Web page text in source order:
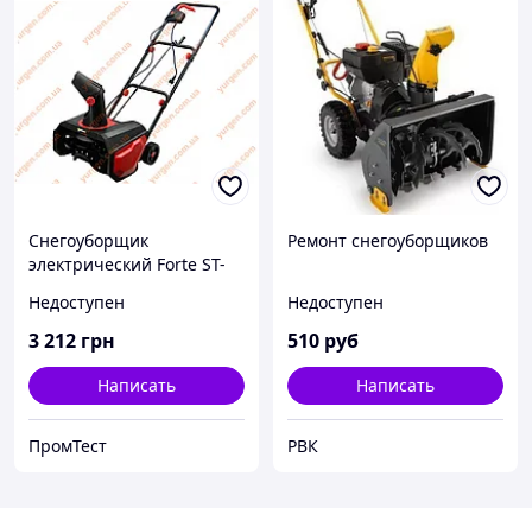
Снегоуборщик
электрический Forte ST-
Недоступен
3 212 грн
Написать
ПромТест
Ремонт снегоуборщиков
Недоступен
510 руб
Написать
РВК